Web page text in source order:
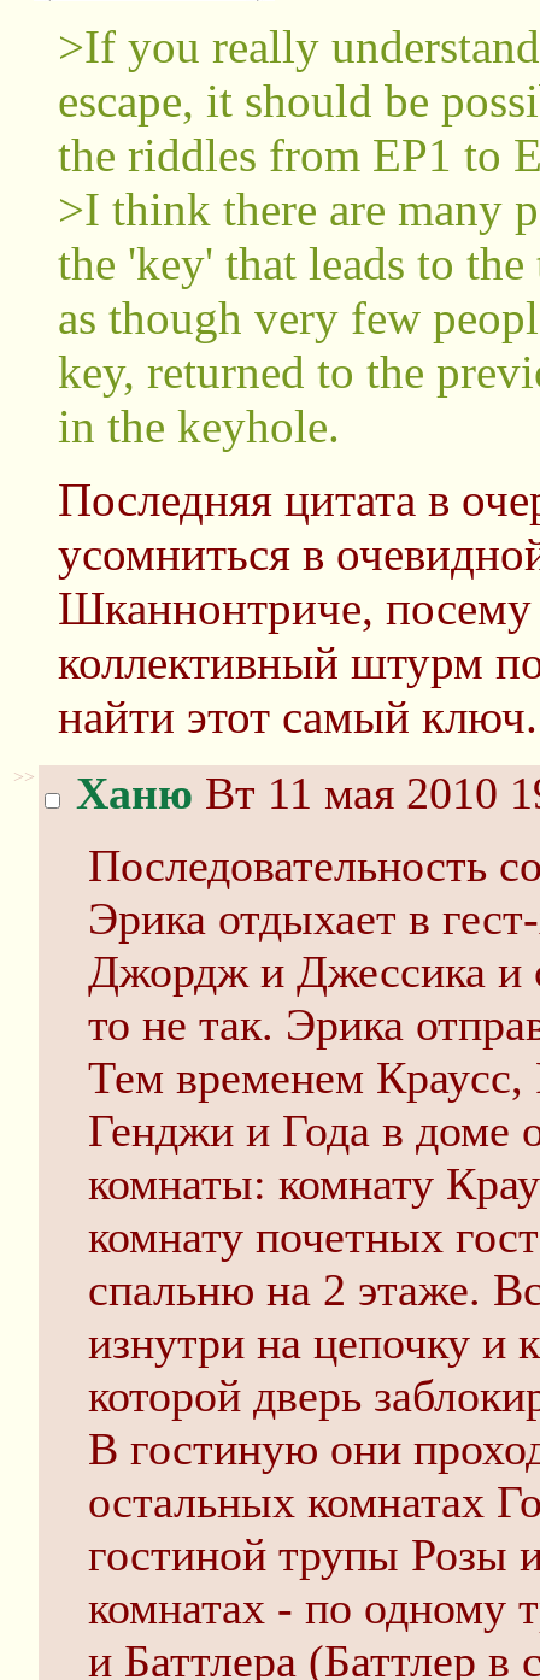
>If you really
escape, it should be
the riddles from EP1 to
>I think there are many
the 'key' that leads to
as though very few
key, returned to the
in the keyhole.
Последняя цитата в
усомниться в
Шканнонтриче, посему
коллективный штурм
найти этот самый ключ.
>> Ханю Вт 11 мая 2010
Последовательность
Эрика отдыхает в
Джордж и Джессика и
то не так. Эрика
Тем временем
Генджи и Года в доме
комнаты: комнату
комнату почетных
спальню на 2 этаже.
изнутри на цепочку и
которой дверь
В гостиную они
остальных комнатах
гостиной трупы Розы
комнатах - по
и Баттлера (Баттлер в